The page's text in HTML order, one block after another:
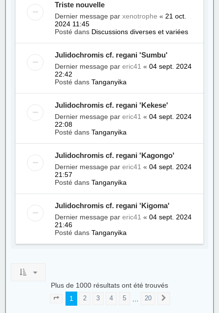
Triste nouvelle
Dernier message parxenotrophe « 21 oct.
2024 11:45
Posté dans Discussions diverses et variées
Julidochromis cf. regani 'Sumbu'
Dernier message pareric41 «04 sept. 2024
22:42
Posté dansTanganyika
Julidochromis cf. regani 'Kekese'
Dernier message pareric41 «04 sept. 2024
22:08
Posté dansTanganyika
Julidochromis cf. regani 'Kagongo'
Dernier message pareric41 «04 sept. 2024
21:57
Posté dansTanganyika
Julidochromis cf. regani 'Kigoma'
Dernier message pareric41 «04 sept. 2024
21:46
Posté dansTanganyika
Plus de 1000 résultats ont été trouvés
Page sur 20
1 2 3 4 5 20